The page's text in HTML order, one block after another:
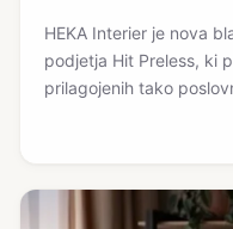
HEKA Interier je nova
podjetja Hit Preless, ki
prilagojenih tako